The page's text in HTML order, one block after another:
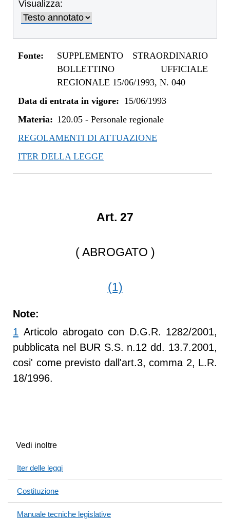
Visualizza:
Fonte:
SUPPLEMENTO STRAORDINARIO
BOLLETTINO UFFICIALE
REGIONALE 15/06/1993, N. 040
Data di entrata in vigore: 15/06/1993
Materia: 120.05- Personale regionale
REGOLAMENTI DI ATTUAZIONE
ITER DELLA LEGGE
Art. 27
( ABROGATO )
(1)
Note:
1 Articolo abrogato con D.G.R. 1282/2001,
pubblicata nel BUR S.S. n.12 dd. 13.7.2001,
cosi' come previsto dall'art.3, comma 2, L.R.
18/1996.
Vedi inoltre
Iter delle leggi
Costituzione
Manuale tecniche legislative